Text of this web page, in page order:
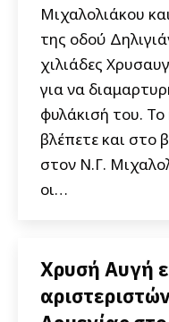
Μιχαλολιάκου
της οδού
χιλιάδες
για να
φυλάκισή του.
βλέπετε και στο
στον Ν.Γ.
οι…
Χρυσή Αυγή